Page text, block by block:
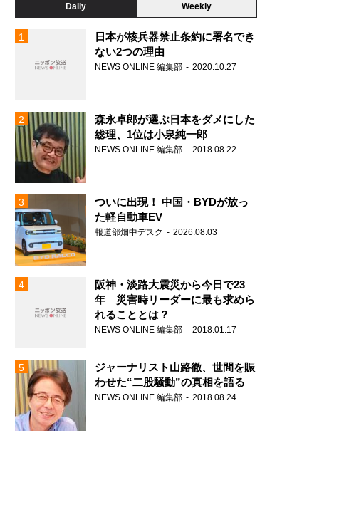
Daily Weekly
日本が核兵器禁止条約に署名でき
ない2つの理由
NEWS ONLINE 編集部 2020.10.27
森永卓郎が選ぶ日本をダメにした
総理、1位は小泉純一郎
NEWS ONLINE 編集部 2018.08.22
ついに出現！ 中国・BYDが放っ
た軽自動車EV
報道部畑中デスク 2026.08.03
阪神・淡路大震災から今日で23
年 災害時リーダーに最も求めら
れることとは？
NEWS ONLINE 編集部 2018.01.17
ジャーナリスト山路徹、世間を賑
わせた“二股騒動”の真相を語る
NEWS ONLINE 編集部 2018.08.24